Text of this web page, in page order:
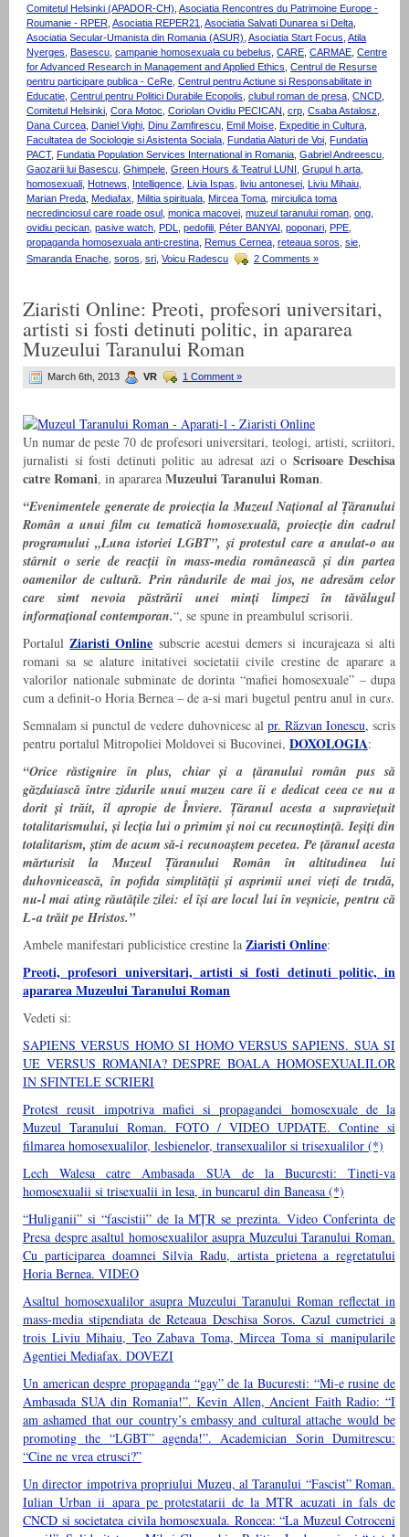
Comitetul Helsinki (APADOR-CH) Asociatia Rencontres du Patrimoine Europe -
Roumanie - RPER Asociatia REPER21 Asociatia Salvati Dunarea si Delta
Asociatia Secular-Umanista din Romania (ASUR) Asociatia Start Focus Atila
Nyerges Basescu campanie homosexuala cu bebelus CARE CARMAE Centre
for Advanced Research in Management and Applied Ethics Centrul de Resurse
pentru participare publica - CeRe Centrul pentru Actiune si Responsabilitate in
Educatie Centrul pentru Politici Durabile Ecopolis clubul roman de presa CNCD
Comitetul Helsinki Cora Motoc Coriolan Ovidiu PECICAN crp Csaba Astalosz
Dana Curcea Daniel Vighi Dinu Zamfirescu Emil Moise Expeditie in Cultura
Facultatea de Sociologie si Asistenta Sociala Fundatia Alaturi de Voi Fundatia
PACT, Fundatia Population Services International in Romania Gabriel Andreescu
Gaozarii lui Basescu Ghimpele Green Hours & Teatrul LUNI Grupul h.arta
homosexuali Hotnews Intelligence Livia Ispas liviu antonesei Liviu Mihaiu
Marian Preda Mediafax Militia spirituala Mircea Toma mirciulica toma
necredinciosul care roade osul monica macovei muzeul taranului roman ong
ovidiu pecican pasive watch PDL pedofili Péter BANYAI poponari PPE
propaganda homosexuala anti-crestina Remus Cernea reteaua soros sie
Smaranda Enache soros sri Voicu Radescu 2 Comments »
Ziaristi Online: Preoti, profesori universitari,
artisti si fosti detinuti politic, in apararea
Muzeului Taranului Roman
March 6th, 2013 VR 1 Comment »
Un numar de peste 70 de profesori universitari, teologi, artisti, scriitori,
jurnalisti si fosti detinuti politic au adresat azi o Scrisoare Deschisa
catre Romani, in apararea Muzeului Taranului Roman.
“Evenimentele generate de proiecția la Muzeul Național al Țăranului
Român a unui film cu tematică homosexuală, proiecție din cadrul
programului „Luna istoriei LGBT”, și protestul care a anulat-o au
stârnit o serie de reacții în mass-media românească și din partea
oamenilor de cultură. Prin rândurile de mai jos, ne adresăm celor
care simt nevoia păstrării unei minți limpezi în tăvălugul
informațional contemporan.“, se spune in preambulul scrisorii.
PortalulZiaristi Online subscrie acestui demers si incurajeaza si alti
romani sa se alature initativei societatii civile crestine de aparare a
valorilor nationale subminate de dorinta “mafiei homosexuale” – dupa
cum a definit-o Horia Bernea – de a-si mari bugetul pentru anul in curs.
Semnalam si punctul de vedere duhovnicesc al pr. Răzvan Ionescu, scris
pentru portalul Mitropoliei Moldovei si Bucovinei, DOXOLOGIA:
“Orice răstignire în plus, chiar și a țăranului român pus să
găzduiască între zidurile unui muzeu care îi e dedicat ceea ce nu a
dorit și trăit, îl apropie de Înviere. Țăranul acesta a supraviețuit
totalitarismului, și lecția lui o primim și noi cu recunoștință. Ieșiți din
totalitarism, știm de acum să-i recunoaștem pecetea. Pe țăranul acesta
mărturisit la Muzeul Țăranului Român în altitudinea lui
duhovnicească, în pofida simplității și asprimii unei vieți de trudă,
nu-l mai ating răutățile zilei: el își are locul lui în veșnicie, pentru că
L-a trăit pe Hristos.”
Ambele manifestari publicistice crestine la Ziaristi Online:
Preoti, profesori universitari, artisti si fosti detinuti politic, in
apararea Muzeului Taranului Roman
Vedeti si:
SAPIENS VERSUS HOMO SI HOMO VERSUS SAPIENS. SUA SI
UE VERSUS ROMANIA? DESPRE BOALA HOMOSEXUALILOR
IN SFINTELE SCRIERI
Protest reusit impotriva mafiei si propagandei homosexuale de la
Muzeul Taranului Roman. FOTO / VIDEO UPDATE. Contine si
filmarea homosexualilor, lesbienelor, transexualilor si trisexualilor (*)
Lech Walesa catre Ambasada SUA de la Bucuresti: Tineti-va
homosexualii si trisexualii in lesa, in buncarul din Baneasa (*)
“Huliganii” si “fascistii” de la MȚR se prezinta. Video Conferinta de
Presa despre asaltul homosexualilor asupra Muzeului Taranului Roman.
Cu participarea doamnei Silvia Radu, artista prietena a regretatului
Horia Bernea. VIDEO
Asaltul homosexualilor asupra Muzeului Taranului Roman reflectat in
mass-media stipendiata de Reteaua Deschisa Soros. Cazul cumetriei a
trois Liviu Mihaiu, Teo Zabava Toma, Mircea Toma si manipularile
Agentiei Mediafax. DOVEZI
Un american despre propaganda “gay” de la Bucuresti: “Mi-e rusine de
Ambasada SUA din Romania!”. Kevin Allen, Ancient Faith Radio: “I
am ashamed that our country’s embassy and cultural attache would be
promoting the “LGBT” agenda!”. Academician Sorin Dumitrescu:
“Cine ne vrea etrusci?”
Un director impotriva propriului Muzeu, al Taranului “Fascist” Roman.
Iulian Urban ii apara pe protestatarii de la MTR acuzati in fals de
CNCD si societatea civila homosexuala. Roncea: “La Muzeul Cotroceni